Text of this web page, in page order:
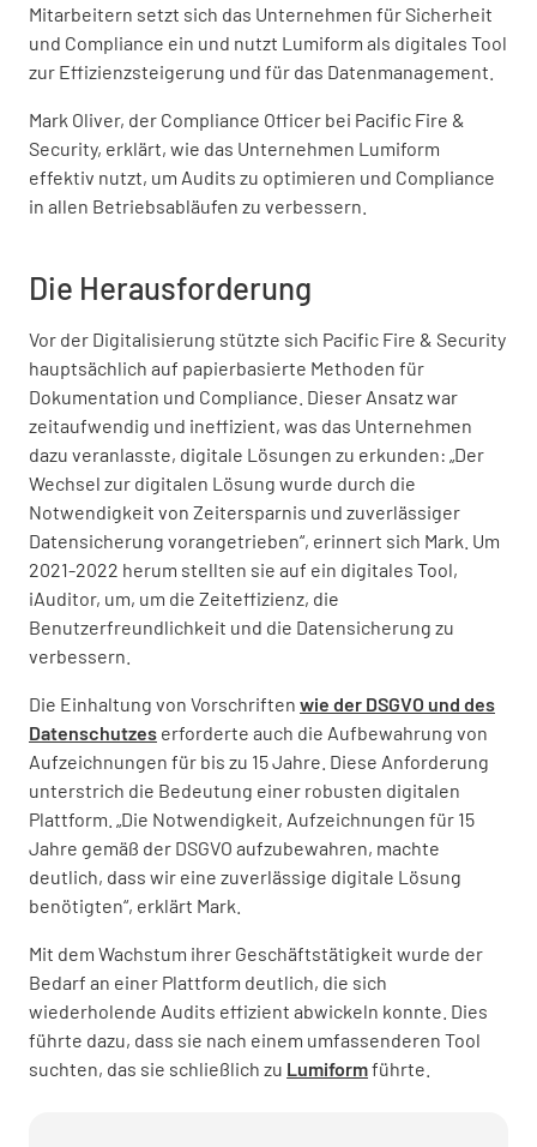
Mitarbeitern setzt sich das Unternehmen für Sicherheit
und Compliance ein und nutzt Lumiform als digitales Tool
zur Effizienzsteigerung und für das Datenmanagement.
Mark Oliver, der Compliance Officer bei Pacific Fire &
Security, erklärt, wie das Unternehmen Lumiform
effektiv nutzt, um Audits zu optimieren und Compliance
in allen Betriebsabläufen zu verbessern.
Die Herausforderung
Vor der Digitalisierung stützte sich Pacific Fire & Security
hauptsächlich auf papierbasierte Methoden für
Dokumentation und Compliance. Dieser Ansatz war
zeitaufwendig und ineffizient, was das Unternehmen
dazu veranlasste, digitale Lösungen zu erkunden: „Der
Wechsel zur digitalen Lösung wurde durch die
Notwendigkeit von Zeitersparnis und zuverlässiger
Datensicherung vorangetrieben“, erinnert sich Mark. Um
2021-2022 herum stellten sie auf ein digitales Tool,
iAuditor, um, um die Zeiteffizienz, die
Benutzerfreundlichkeit und die Datensicherung zu
verbessern.
Die Einhaltung von Vorschriften wie der DSGVO und des
Datenschutzes erforderte auch die Aufbewahrung von
Aufzeichnungen für bis zu 15 Jahre. Diese Anforderung
unterstrich die Bedeutung einer robusten digitalen
Plattform. „Die Notwendigkeit, Aufzeichnungen für 15
Jahre gemäß der DSGVO aufzubewahren, machte
deutlich, dass wir eine zuverlässige digitale Lösung
benötigten“, erklärt Mark.
Mit dem Wachstum ihrer Geschäftstätigkeit wurde der
Bedarf an einer Plattform deutlich, die sich
wiederholende Audits effizient abwickeln konnte. Dies
führte dazu, dass sie nach einem umfassenderen Tool
suchten, das sie schließlich zu Lumiformführte.